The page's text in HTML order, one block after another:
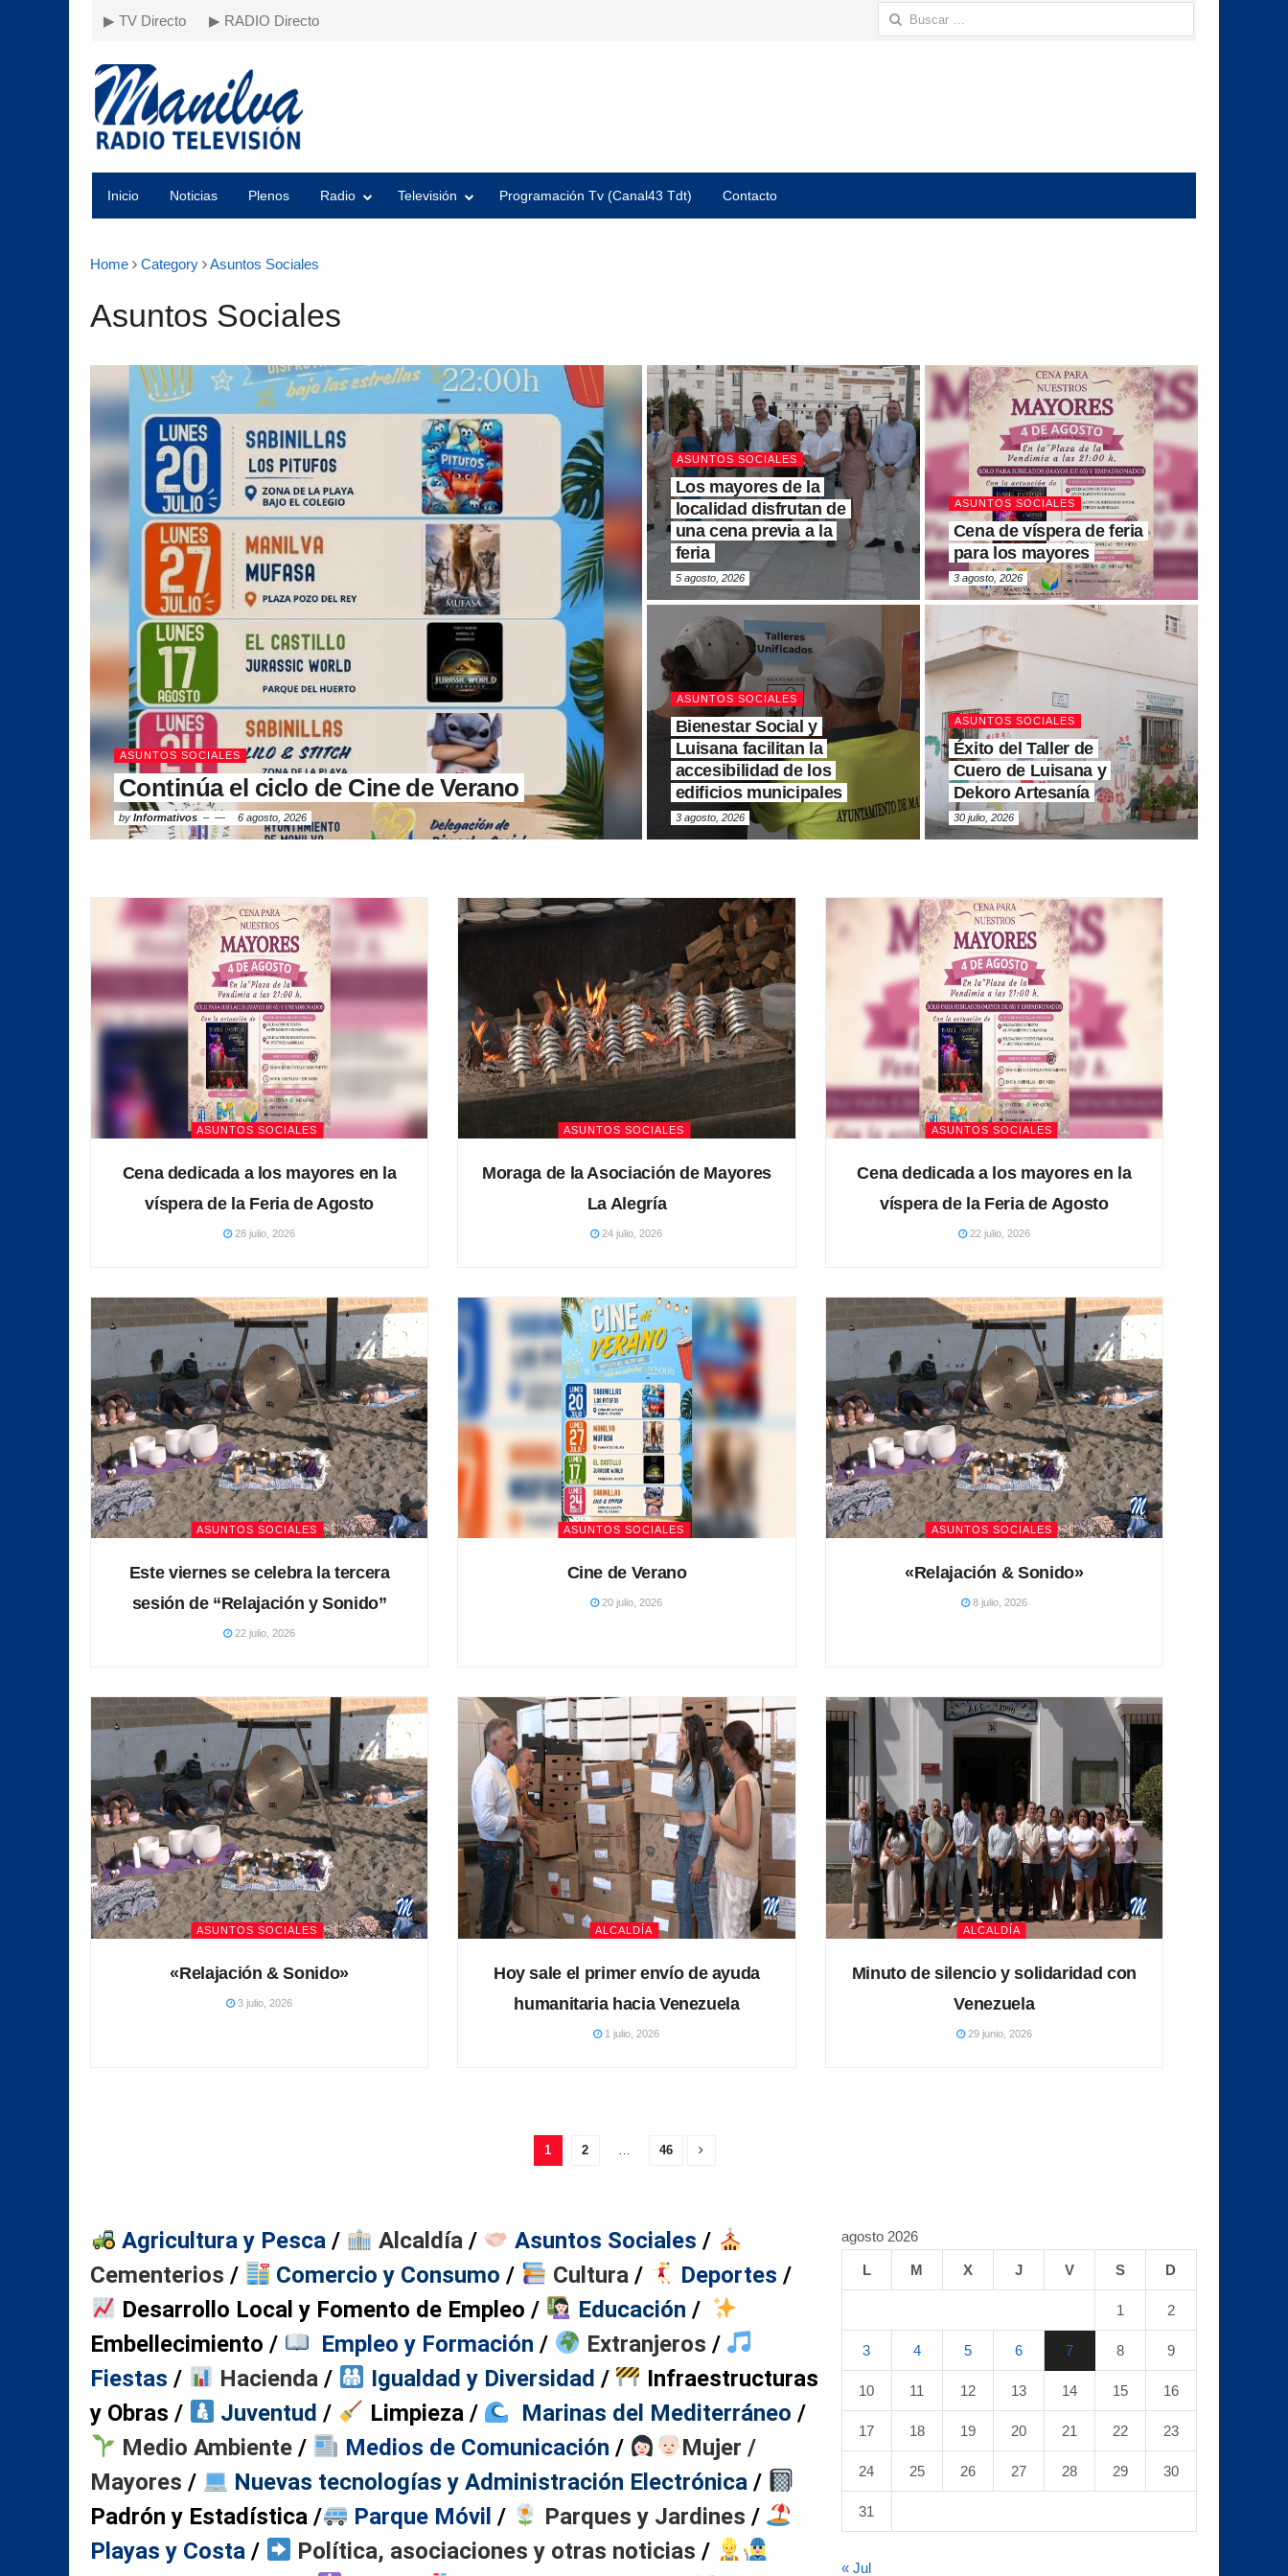
▶ TV Directo ▶ RADIO Directo
Inicio Noticias Plenos Radio Televisión Programación Tv (Canal43 Tdt) Contacto
Home Category Asuntos Sociales
Asuntos Sociales
ASUNTOS SOCIALES
Continúa el ciclo de Cine de Verano
by Informativos 6 agosto, 2026
ASUNTOS SOCIALES
Los mayores de la
localidad disfrutan de
una cena previa a la
feria
5 agosto, 2026
ASUNTOS SOCIALES
Cena de víspera de feria
para los mayores
3 agosto, 2026
ASUNTOS SOCIALES
Bienestar Social y
Luisana facilitan la
accesibilidad de los
edificios municipales
3 agosto, 2026
ASUNTOS SOCIALES
Éxito del Taller de
Cuero de Luisana y
Dekoro Artesanía
30 julio, 2026
ASUNTOS SOCIALES
Cena dedicada a los mayores en la
víspera de la Feria de Agosto
28 julio, 2026
ASUNTOS SOCIALES
Moraga de la Asociación de Mayores
La Alegría
24 julio, 2026
ASUNTOS SOCIALES
Cena dedicada a los mayores en la
víspera de la Feria de Agosto
22 julio, 2026
ASUNTOS SOCIALES
Este viernes se celebra la tercera
sesión de “Relajación y Sonido”
22 julio, 2026
ASUNTOS SOCIALES
Cine de Verano
20 julio, 2026
ASUNTOS SOCIALES
«Relajación & Sonido»
8 julio, 2026
ASUNTOS SOCIALES
«Relajación & Sonido»
3 julio, 2026
ALCALDÍA
Hoy sale el primer envío de ayuda
humanitaria hacia Venezuela
1 julio, 2026
ALCALDÍA
Minuto de silencio y solidaridad con
Venezuela
29 junio, 2026
1 2 46
Agricultura y Pesca / ​ Alcaldía / ​ Asuntos Sociales /
Cementerios / Comercio y Consumo / Cultura / Deportes/
Desarrollo Local y Fomento de Empleo / Educación /
Embellecimiento / Empleo y Formación / Extranjeros /
Fiestas / Hacienda / Igualdad y Diversidad /
Infraestructuras
y Obras / Juventud / Limpieza/ Marinas del Mediterráneo /
Medio Ambiente / Medios de Comunicación /
Mujer /
Mayores / Nuevas tecnologías y Administración Electrónica /
Padrón y Estadística / Parque Móvil / ​ Parques y Jardines /
Playas y Costa / Política, asociaciones y otras noticias /
agosto 2026
L M X J V S D
1 2
3 4 5 6 7 8 9
10 11 12 13 14 15 16
17 18 19 20 21 22 23
24 25 26 27 28 29 30
31
« Jul